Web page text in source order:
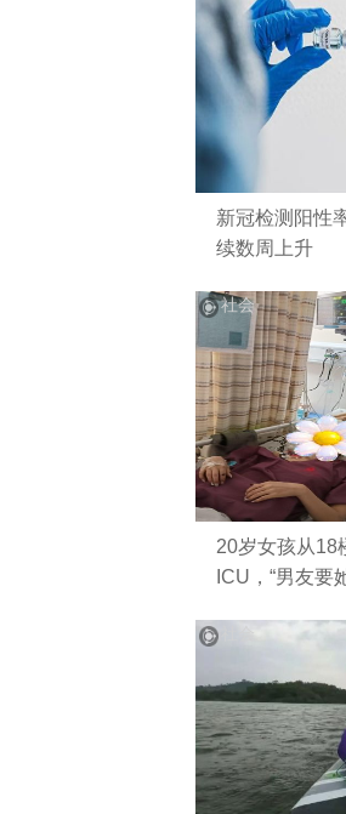
新冠检测阳性
续数周上升
20岁女孩从18
ICU，“男友要
社会